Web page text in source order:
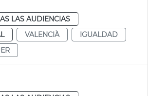
LAS AUDIENCIAS
VALENCIÀ
IGUALDAD